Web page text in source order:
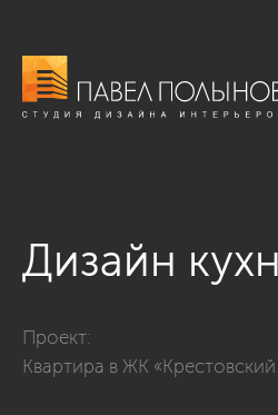
Дизайн
Проект:
Квартира в ЖК «Крестовский